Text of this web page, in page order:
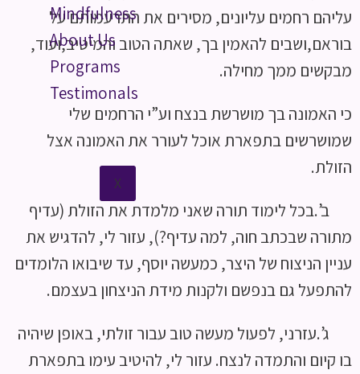
Mindfulness
About Us
Programs
Testimonals
X
עליהם רחמים עליונים, מסירים את התרעמותם על
בוראם,ושבים להאמין בך, שאתה הטוב והמיטיב,ועוד,
מבקשים ממך מחילה.
כי האמונה בך מושרשת בנצח וע”י הרחמים שלי
שמושרשים בתפארת אוכל לעורר את האמונה אצל
הזולת.
ב’.בכל לימוד תורה שאני מלמדת את הזולת (עדיף
מתורה שבכתב חוה, למה עדיף?), עזור לי, להדגיש את
עניין הניצוח של היצר, כמעשה יוסף, עד שיבואו הלומדים
להתפעל גם בנפשם ולקנות מידת הניצחון בעצמם.
ג’.עזרני, לפעול מעשה טוב עבור זולתי, באופן שיהיה
בו קיום והתמדה לנצח. עזור לי, להיטיב עימו בתפארת